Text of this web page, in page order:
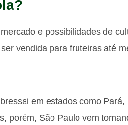
e possibilidades de
vendida para fruteiras até
em estados como Pará,
porém, São Paulo vem